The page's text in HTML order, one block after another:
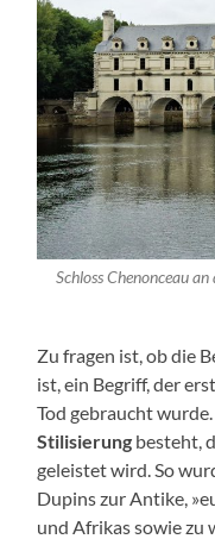
Schloss Chenonceau
Zu fragen ist, ob die
ist, ein Begriff, der
Tod gebraucht
Stilisierung besteht,
geleistet wird. So
Dupins zur Antike,
und Afrikas sowie zu